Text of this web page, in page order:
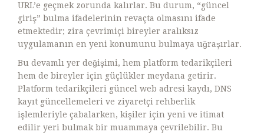
URL’e geçmek zorunda kalırlar. Bu durum, “güncel
giriş” bulma ifadelerinin revaçta olmasını ifade
etmektedir; zira çevrimiçi bireyler aralıksız
uygulamanın en yeni konumunu bulmaya uğraşırlar.
Bu devamlı yer değişimi, hem platform tedarikçileri
hem de bireyler için güçlükler meydana getirir.
Platform tedarikçileri güncel web adresi kaydı, DNS
kayıt güncellemeleri ve ziyaretçi rehberlik
işlemleriyle çabalarken, kişiler için yeni ve itimat
edilir yeri bulmak bir muammaya çevrilebilir. Bu